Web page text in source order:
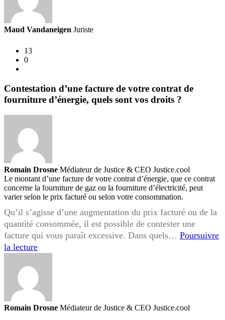
Maud Vandaneigen Juriste
13
0
Contestation d’une facture de votre contrat de
fourniture d’énergie, quels sont vos droits ?
Romain Drosne Médiateur de Justice & CEO Justice.cool
Le montant d’une facture de votre contrat d’énergie, que ce contrat
concerne la fourniture de gaz ou la fourniture d’électricité, peut
varier selon le prix facturé ou selon votre consommation.
Qu’il s’agisse d’une augmentation du prix facturé ou de la
quantité consommée, il est possible de contester une
facture qui vous paraît excessive. Dans quels… Poursuivre
la lectureContestation
de
votre
contrat
Romain Drosne Médiateur de Justice & CEO Justice.cool